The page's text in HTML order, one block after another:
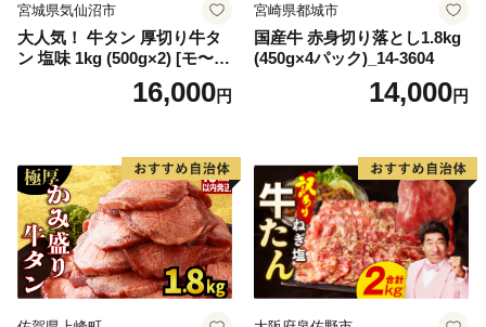
宮城県気仙沼市
大人気！ 牛タン 厚切り牛タ
ン 塩味 1kg (500g×2) [モ〜ラ
ンド 宮城県 気仙沼市 205646
60] 肉 牛肉 精肉 牛たん 牛タ
厚切り タン
16,000円
宮崎県都城市
国産牛 赤身切り落とし1.8kg
(450g×4パック)_14-3604
14,000円